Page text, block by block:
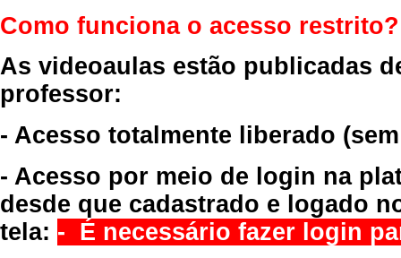
Como funciona o acesso restrito?
As videoaulas estão publicadas
professor:
- Acesso totalmente liberado
- Acesso por meio de login na
desde que cadastrado e logado
tela: - É necessário fazer login